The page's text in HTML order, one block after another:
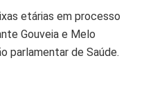
etárias em processo
Gouveia e Melo
parlamentar de Saúde.